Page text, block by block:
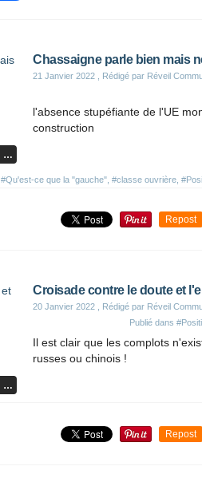
…
Chassaigne parle bien mais
21 Janvier 2022 , Rédigé par Réveil
#Qu'est-ce que la "gauche" #classe ouvrière
l'absence stupéfiante de l'UE
construction
Repost
…
Croisade contre le doute et
20 Janvier 2022 , Rédigé par Réveil
Publié dans
Il est clair que les complots
russes ou chinois !
Repost